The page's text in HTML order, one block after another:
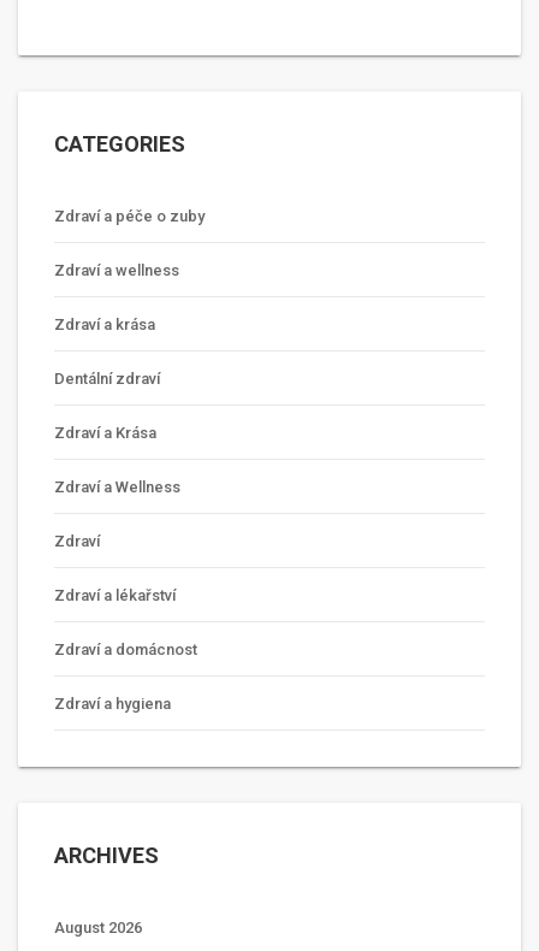
CATEGORIES
Zdraví a péče o zuby
Zdraví a wellness
Zdraví a krása
Dentální zdraví
Zdraví a Krása
Zdraví a Wellness
Zdraví
Zdraví a lékařství
Zdraví a domácnost
Zdraví a hygiena
ARCHIVES
August 2026